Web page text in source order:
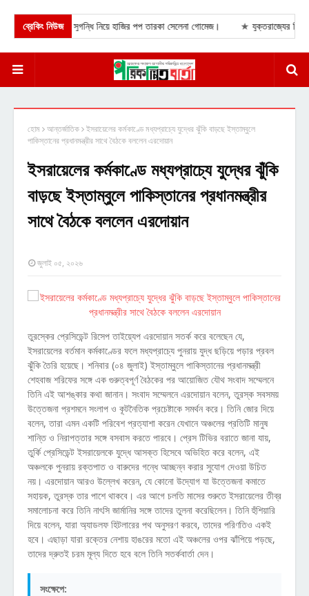
ব্রেকিং নিউজ
পর লন্ডনে নতুন সুগন্ধি নিয়ে হাজির পপ তারকা সেলেনা গোমেজ। যুক্তরাজ্যের চিভনিং
হোম আন্তর্জাতিক ইসরায়েলের কর্মকাণ্ডে মধ্যপ্রাচ্যে যুদ্ধের ঝুঁকি বাড়ছে ইস্তাম্বুলে
পাকিস্তানের প্রধানমন্ত্রীর সাথে বৈঠকে বললেন এরদোয়ান
ইসরায়েলের কর্মকাণ্ডে মধ্যপ্রাচ্যে যুদ্ধের ঝুঁকি
বাড়ছে ইস্তাম্বুলে পাকিস্তানের প্রধানমন্ত্রীর
সাথে বৈঠকে বললেন এরদোয়ান
জুলাই ০৫, ২০২৬
তুরস্কের প্রেসিডেন্ট রিসেপ তাইয়্যেপ এরদোয়ান সতর্ক করে বলেছেন যে,
ইসরায়েলের বর্তমান কর্মকাণ্ডের ফলে মধ্যপ্রাচ্যে পুনরায় যুদ্ধ ছড়িয়ে পড়ার প্রবল
ঝুঁকি তৈরি হয়েছে। শনিবার (০৪ জুলাই) ইস্তাম্বুলে পাকিস্তানের প্রধানমন্ত্রী
শেহবাজ শরিফের সঙ্গে এক গুরুত্বপূর্ণ বৈঠকের পর আয়োজিত যৌথ সংবাদ সম্মেলনে
তিনি এই আশঙ্কার কথা জানান। সংবাদ সম্মেলনে এরদোয়ান বলেন, তুরস্ক সবসময়
উত্তেজনা প্রশমনে সংলাপ ও কূটনৈতিক প্রচেষ্টাকে সমর্থন করে। তিনি জোর দিয়ে
বলেন, তারা এমন একটি পরিবেশ প্রত্যাশা করেন যেখানে অঞ্চলের প্রতিটি মানুষ
শান্তি ও নিরাপত্তার সঙ্গে বসবাস করতে পারবে। প্রেস টিভির বরাতে জানা যায়,
তুর্কি প্রেসিডেন্ট ইসরায়েলকে যুদ্ধে আসক্ত হিসেবে অভিহিত করে বলেন, এই
অঞ্চলকে পুনরায় রক্তপাত ও বারুদের গন্ধে আচ্ছন্ন করার সুযোগ দেওয়া উচিত
নয়। এরদোয়ান আরও উল্লেখ করেন, যে কোনো উদ্যোগ যা উত্তেজনা কমাতে
সহায়ক, তুরস্ক তার পাশে থাকবে। এর আগে চলতি মাসের শুরুতে ইসরায়েলের তীব্র
সমালোচনা করে তিনি নাৎসি জার্মানির সঙ্গে তাদের তুলনা করেছিলেন। তিনি হুঁশিয়ারি
দিয়ে বলেন, যারা অ্যাডলফ হিটলারের পথ অনুসরণ করবে, তাদের পরিণতিও একই
হবে। এছাড়া যারা রক্তের নেশায় হাঙরের মতো এই অঞ্চলের ওপর ঝাঁপিয়ে পড়ছে,
তাদের দ্রুতই চরম মূল্য দিতে হবে বলে তিনি সতর্কবার্তা দেন।
সংক্ষেপে: